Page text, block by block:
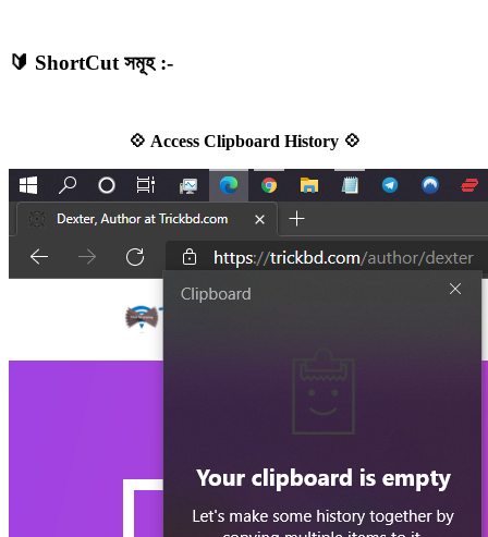
🔰 ShortCut সমূহ :-
💠 Access Clipboard History 💠